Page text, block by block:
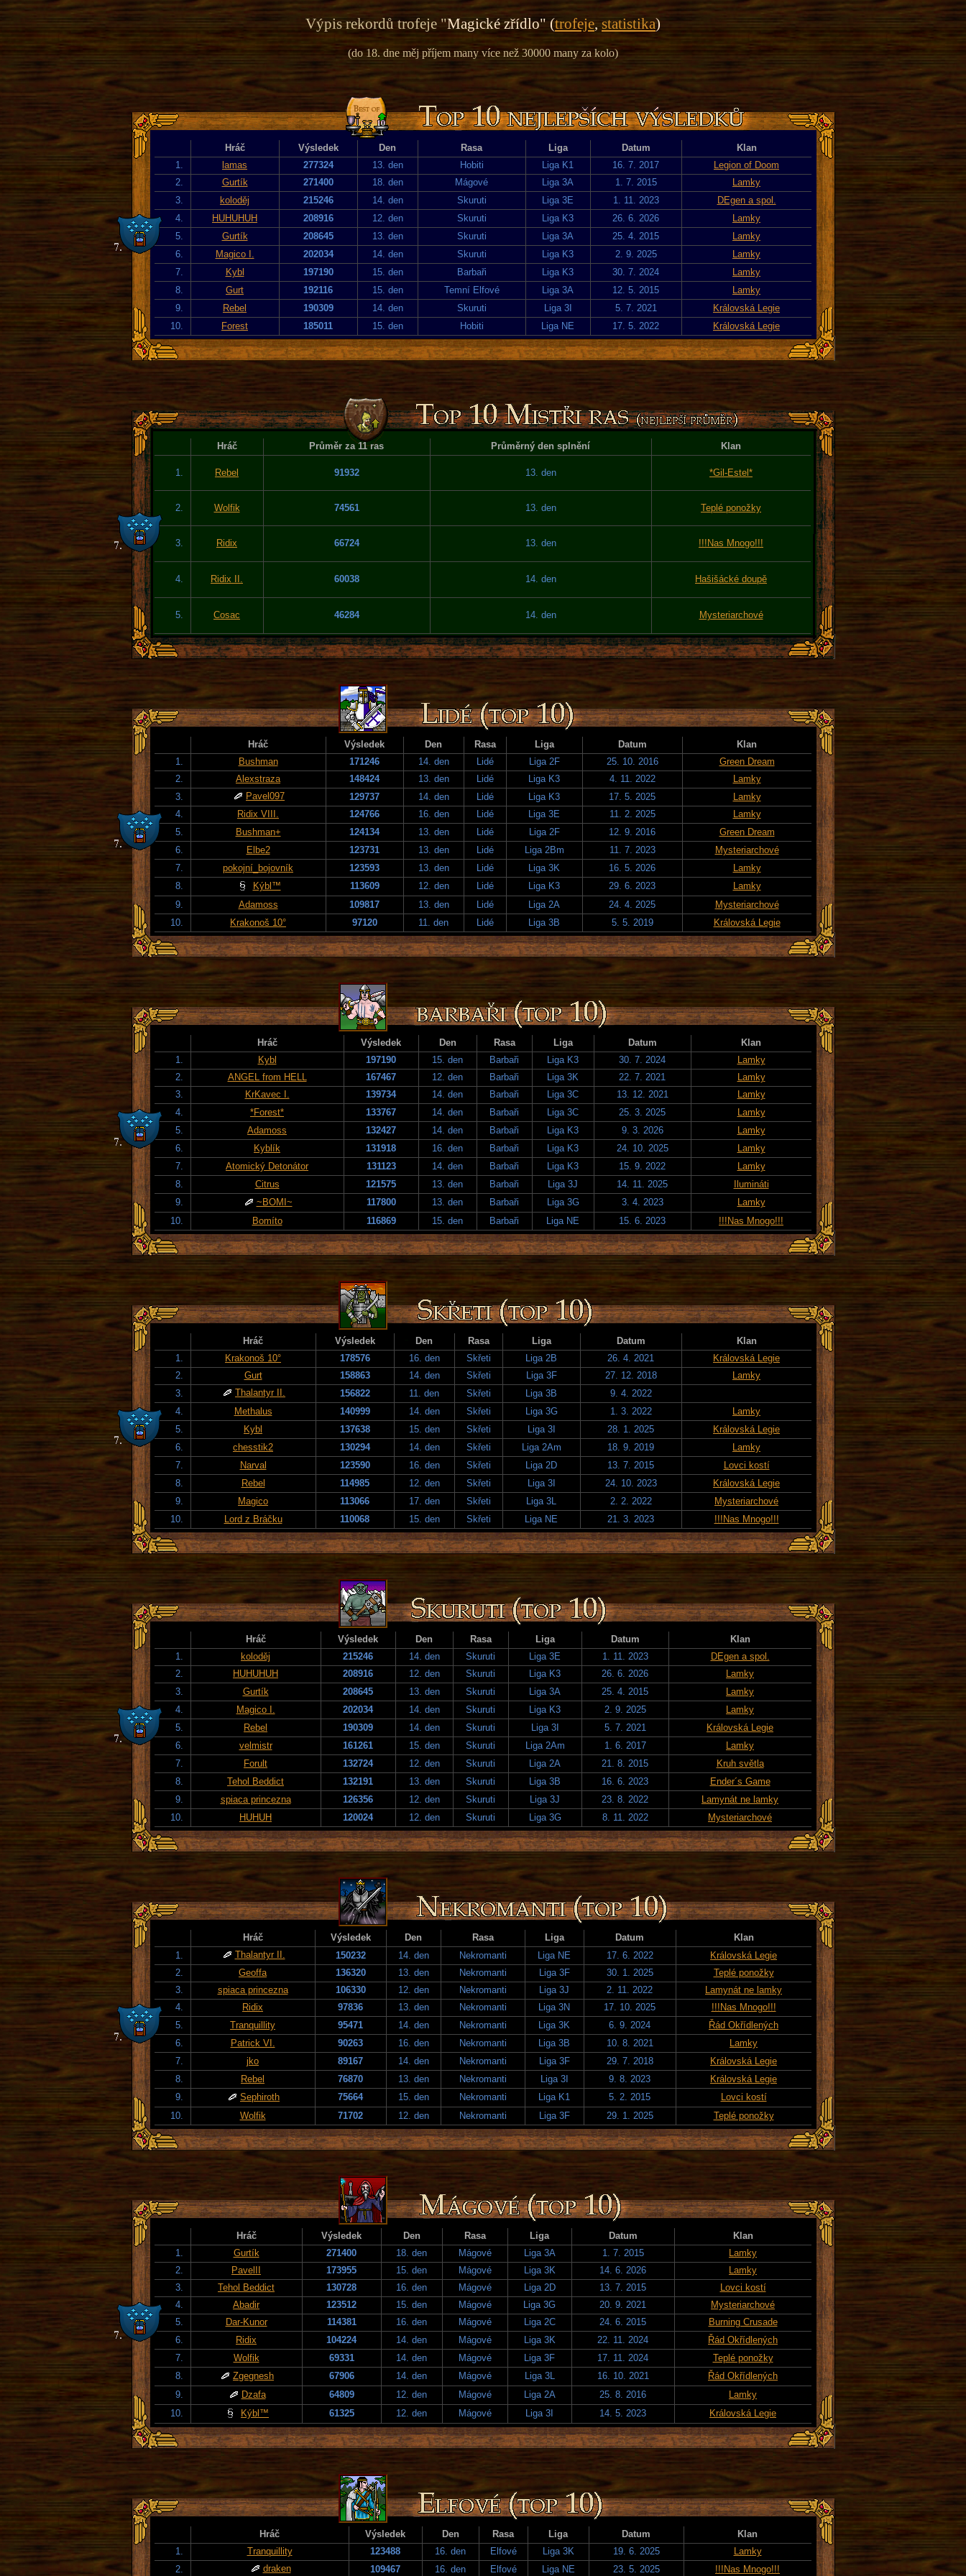
Výpis rekordů trofeje "Magické zřídlo" (trofeje,statistika)
(do 18. dne měj příjem many více než 30000 many za kolo)
Hráč Výsledek Den Rasa Liga Datum
Klan
1.
lamas 277324 13. den Hobiti Liga K1 16. 7. 2017
Legion of Doom
2.
Gurtík 271400 18. den Mágové Liga 3A 1. 7. 2015
Lamky
3.
koloděj 215246 14. den Skuruti Liga 3E 1. 11. 2023
DEgen a spol.
4.
HUHUHUH 208916 12. den Skuruti Liga K3 26. 6. 2026
Lamky
5.
Gurtík 208645 13. den Skuruti Liga 3A 25. 4. 2015
Lamky
6.
Magico I. 202034 14. den Skuruti Liga K3 2. 9. 2025
Lamky
7.
Kybl 197190 15. den Barbaři Liga K3 30. 7. 2024
Lamky
8.
Gurt 192116 15. den Temní Elfové Liga 3A 12. 5. 2015
Lamky
9.
Rebel 190309 14. den Skuruti Liga 3I 5. 7. 2021
Královská Legie
10.
Forest 185011 15. den Hobiti Liga NE 17. 5. 2022 Královská Legie
Hráč Průměr za 11 ras Průměrný den splnění Klan
1. Rebel 91932 13. den *Gil-Estel*
2. Wolfik 74561 13. den Teplé ponožky
3. Ridix 66724 13. den !!!Nas Mnogo!!!
4. Ridix II. 60038 14. den Hašišácké doupě
5. Cosac 46284 14. den Mysteriarchové
Hráč Výsledek Den Rasa Liga Datum
Klan
1.
Bushman 171246 14. den Lidé Liga 2F 25. 10. 2016
Green Dream
2.
Alexstraza 148424 13. den Lidé Liga K3 4. 11. 2022
Lamky
3.
Pavel097 129737 14. den Lidé Liga K3 17. 5. 2025
Lamky
4.
Ridix VIII. 124766 16. den Lidé Liga 3E 11. 2. 2025
Lamky
5.
Bushman+ 124134 13. den Lidé Liga 2F 12. 9. 2016
Green Dream
6.
Elbe2 123731 13. den Lidé Liga 2Bm 11. 7. 2023
Mysteriarchové
7.
pokojní_bojovník 123593 13. den Lidé Liga 3K 16. 5. 2026
Lamky
8.
Kýbl™ 113609 12. den Lidé Liga K3 29. 6. 2023
Lamky
9.
Adamoss 109817 13. den Lidé Liga 2A 24. 4. 2025
Mysteriarchové
10.
Krakonoš 10° 97120 11. den Lidé Liga 3B 5. 5. 2019 Královská Legie
Hráč Výsledek Den Rasa Liga Datum
Klan
1.
Kybl 197190 15. den Barbaři Liga K3 30. 7. 2024
Lamky
2.
ANGEL from HELL 167467 12. den Barbaři Liga 3K 22. 7. 2021
Lamky
3.
KrKavec I. 139734 14. den Barbaři Liga 3C 13. 12. 2021
Lamky
4.
*Forest* 133767 14. den Barbaři Liga 3C 25. 3. 2025
Lamky
5.
Adamoss 132427 14. den Barbaři Liga K3 9. 3. 2026
Lamky
6.
Kyblík 131918 16. den Barbaři Liga K3 24. 10. 2025
Lamky
7.
Atomický Detonátor 131123 14. den Barbaři Liga K3 15. 9. 2022
Lamky
8.
Citrus 121575 13. den Barbaři Liga 3J 14. 11. 2025
Ilumináti
9.
~BOMI~ 117800 13. den Barbaři Liga 3G 3. 4. 2023
Lamky
10.
Bomíto 116869 15. den Barbaři Liga NE 15. 6. 2023 !!!Nas Mnogo!!!
Hráč Výsledek Den Rasa Liga Datum
Klan
1.
Krakonoš 10° 178576 16. den Skřeti Liga 2B 26. 4. 2021
Královská Legie
2.
Gurt 158863 14. den Skřeti Liga 3F 27. 12. 2018
Lamky
3.
Thalantyr II. 156822 11. den Skřeti Liga 3B
9. 4. 2022
4.
Methalus 140999 14. den Skřeti Liga 3G 1. 3. 2022
Lamky
5.
Kybl 137638 15. den Skřeti Liga 3I 28. 1. 2025
Královská Legie
6.
chesstik2 130294 14. den Skřeti Liga 2Am 18. 9. 2019
Lamky
7.
Narval 123590 16. den Skřeti Liga 2D 13. 7. 2015
Lovci kostí
8.
Rebel 114985 12. den Skřeti Liga 3I 24. 10. 2023
Královská Legie
9.
Magico 113066 17. den Skřeti Liga 3L 2. 2. 2022
Mysteriarchové
10.
Lord z Bráčku 110068 15. den Skřeti Liga NE 21. 3. 2023 !!!Nas Mnogo!!!
Hráč Výsledek Den Rasa Liga Datum
Klan
1.
koloděj 215246 14. den Skuruti Liga 3E 1. 11. 2023
DEgen a spol.
2.
HUHUHUH 208916 12. den Skuruti Liga K3 26. 6. 2026
Lamky
3.
Gurtík 208645 13. den Skuruti Liga 3A 25. 4. 2015
Lamky
4.
Magico I. 202034 14. den Skuruti Liga K3 2. 9. 2025
Lamky
5.
Rebel 190309 14. den Skuruti Liga 3I 5. 7. 2021
Královská Legie
6.
velmistr 161261 15. den Skuruti Liga 2Am 1. 6. 2017
Lamky
7.
Forult 132724 12. den Skuruti Liga 2A 21. 8. 2015
Kruh světla
8.
Tehol Beddict 132191 13. den Skuruti Liga 3B 16. 6. 2023
Ender´s Game
9.
spiaca princezna 126356 12. den Skuruti Liga 3J 23. 8. 2022
Lamynát ne lamky
10.
HUHUH 120024 12. den Skuruti Liga 3G 8. 11. 2022 Mysteriarchové
Hráč Výsledek Den Rasa Liga Datum
Klan
1.
Thalantyr II. 150232 14. den Nekromanti Liga NE 17. 6. 2022
Královská Legie
2.
Geoffa 136320 13. den Nekromanti Liga 3F 30. 1. 2025
Teplé ponožky
3.
spiaca princezna 106330 12. den Nekromanti Liga 3J 2. 11. 2022
Lamynát ne lamky
4.
Ridix 97836 13. den Nekromanti Liga 3N 17. 10. 2025
!!!Nas Mnogo!!!
5.
Tranquillity 95471 14. den Nekromanti Liga 3K 6. 9. 2024
Řád Okřídlených
6.
Patrick VI. 90263 16. den Nekromanti Liga 3B 10. 8. 2021
Lamky
7.
jko 89167 14. den Nekromanti Liga 3F 29. 7. 2018
Královská Legie
8.
Rebel 76870 13. den Nekromanti Liga 3I 9. 8. 2023
Královská Legie
9.
Sephiroth 75664 15. den Nekromanti Liga K1 5. 2. 2015
Lovci kostí
10.
Wolfik 71702 12. den Nekromanti Liga 3F 29. 1. 2025 Teplé ponožky
Hráč Výsledek Den Rasa Liga Datum
Klan
1.
Gurtík 271400 18. den Mágové Liga 3A 1. 7. 2015
Lamky
2.
PavelII 173955 15. den Mágové Liga 3K 14. 6. 2026
Lamky
3.
Tehol Beddict 130728 16. den Mágové Liga 2D 13. 7. 2015
Lovci kostí
4.
Abadir 123512 15. den Mágové Liga 3G 20. 9. 2021
Mysteriarchové
5.
Dar-Kunor 114381 16. den Mágové Liga 2C 24. 6. 2015
Burning Crusade
6.
Ridix 104224 14. den Mágové Liga 3K 22. 11. 2024
Řád Okřídlených
7.
Wolfik 69331 14. den Mágové Liga 3F 17. 11. 2024
Teplé ponožky
8.
Zgegnesh 67906 14. den Mágové Liga 3L 16. 10. 2021
Řád Okřídlených
9.
Dzafa 64809 12. den Mágové Liga 2A 25. 8. 2016
Lamky
10.
Kýbl™ 61325 12. den Mágové Liga 3I 14. 5. 2023 Královská Legie
Hráč Výsledek Den Rasa Liga Datum
Klan
1.
Tranquillity 123488 16. den Elfové Liga 3K 19. 6. 2025
Lamky
2.
draken 109467 16. den Elfové Liga NE 23. 5. 2025 !!!Nas Mnogo!!!